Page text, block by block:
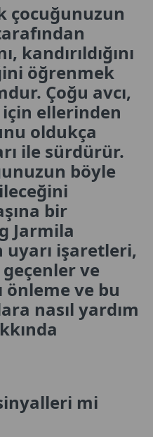
çocuğunuzun
kandırıldığını
öğrenmek
Çoğu avcı,
ellerinden
oldukça
ile sürdürür.
böyle
bir
Jarmila
uyarı işaretleri,
ve
önleme ve bu
nasıl yardım
mi